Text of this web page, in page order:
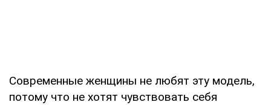
Современные женщины не любят эту модель,
потому что не хотят чувствовать себя